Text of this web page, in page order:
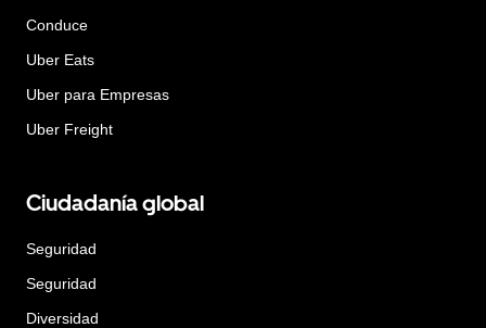
Conduce
Uber Eats
Uber para Empresas
Uber Freight
Ciudadanía global
Seguridad
Seguridad
Diversidad